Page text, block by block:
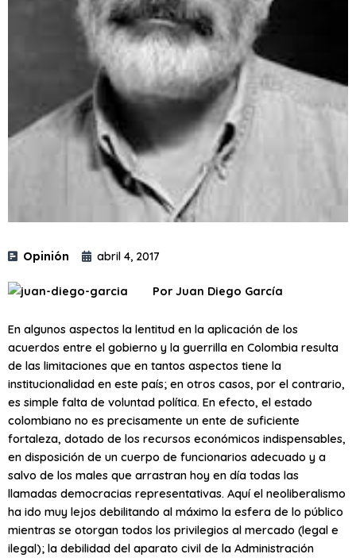
Opinión abril 4, 2017
Por Juan Diego García
En algunos aspectos la lentitud en la aplicación de los
acuerdos entre el gobierno y la guerrilla en Colombia resulta
de las limitaciones que en tantos aspectos tiene la
institucionalidad en este país; en otros casos, por el contrario,
es simple falta de voluntad política. En efecto, el estado
colombiano no es precisamente un ente de suficiente
fortaleza, dotado de los recursos económicos indispensables,
en disposición de un cuerpo de funcionarios adecuado y a
salvo de los males que arrastran hoy en día todas las
llamadas democracias representativas. Aquí el neoliberalismo
ha ido muy lejos debilitando al máximo la esfera de lo público
mientras se otorgan todos los privilegios al mercado (legal e
ilegal); la debilidad del aparato civil de la Administración